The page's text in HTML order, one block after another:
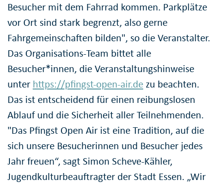
Besucher mit dem Fahrrad kommen. Parkplätze
vor Ort sind stark begrenzt, also gerne
Fahrgemeinschaften bilden", so die Veranstalter.
Das Organisations-Team bittet alle
Besucher*innen, die Veranstaltungshinweise
unter https://pfingst-open-air.de zu beachten.
Das ist entscheidend für einen reibungslosen
Ablauf und die Sicherheit aller Teilnehmenden.
"Das Pfingst Open Air ist eine Tradition, auf die
sich unsere Besucherinnen und Besucher jedes
Jahr freuen“, sagt Simon Scheve-Kähler,
Jugendkulturbeauftragter der Stadt Essen. „Wir